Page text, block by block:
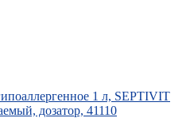
1 л, SEPTIVIT
дозатор, 41110